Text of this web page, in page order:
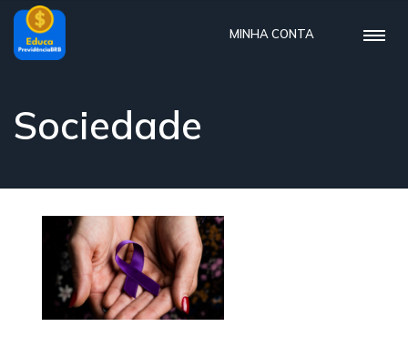
MINHA CONTA
Sociedade